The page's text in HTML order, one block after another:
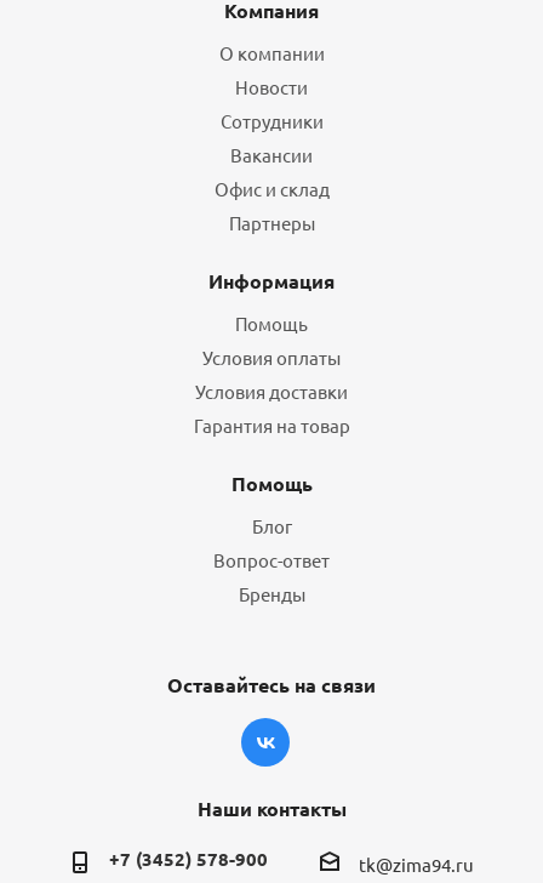
Компания
О компании
Новости
Сотрудники
Вакансии
Офис и склад
Партнеры
Информация
Помощь
Условия оплаты
Условия доставки
Гарантия на товар
Помощь
Блог
Вопрос-ответ
Бренды
Оставайтесь на связи
Наши контакты
+7 (3452) 578-900 tk@zima94.ru